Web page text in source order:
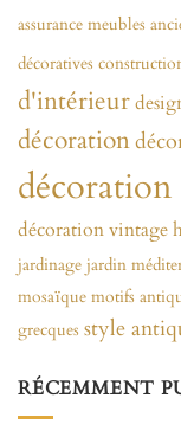
assurance meubles
décoratives
d'intérieur
décoration
décoration vintage
jardinage jardin
mosaïque motifs
grecques style
RÉCEMMENT